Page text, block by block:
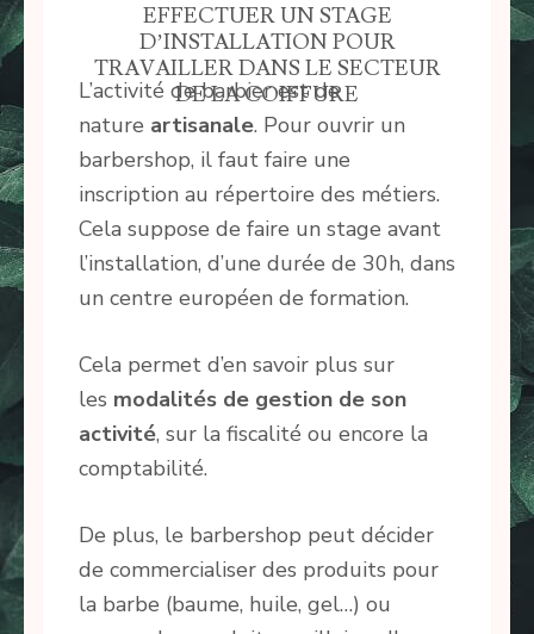
EFFECTUER UN STAGE
D’INSTALLATION POUR
TRAVAILLER DANS LE SECTEUR
DE LA COIFFURE
L’activité de barbier est de
nature artisanale. Pour ouvrir un
barbershop, il faut faire une
inscription au répertoire des métiers.
Cela suppose de faire un stage avant
l’installation, d’une durée de 30h, dans
un centre européen de formation.
Cela permet d’en savoir plus sur
les modalités de gestion de son
activité, sur la fiscalité ou encore la
comptabilité.
De plus, le barbershop peut décider
de commercialiser des produits pour
la barbe (baume, huile, gel…) ou